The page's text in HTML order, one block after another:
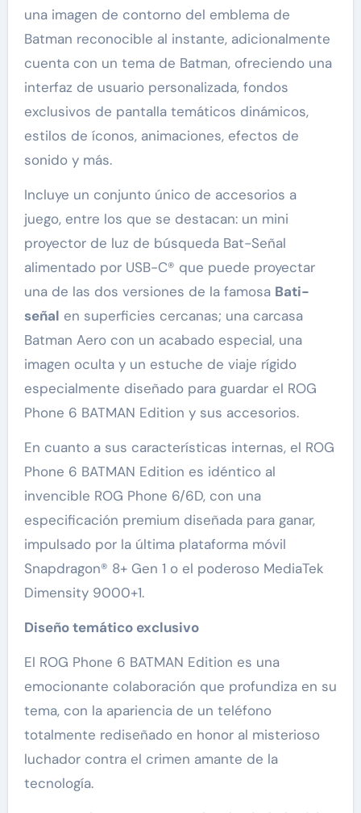
una imagen de contorno del emblema de
Batman reconocible al instante, adicionalmente
cuenta con un tema de Batman, ofreciendo una
interfaz de usuario personalizada, fondos
exclusivos de pantalla temáticos dinámicos,
estilos de íconos, animaciones, efectos de
sonido y más.
Incluye un conjunto único de accesorios a
juego, entre los que se destacan: un mini
proyector de luz de búsqueda Bat-Señal
alimentado por USB-C® que puede proyectar
una de las dos versiones de la famosa Bati-
señal en superficies cercanas; una carcasa
Batman Aero con un acabado especial, una
imagen oculta y un estuche de viaje rígido
especialmente diseñado para guardar el ROG
Phone 6 BATMAN Edition y sus accesorios.
En cuanto a sus características internas, el ROG
Phone 6 BATMAN Edition es idéntico al
invencible ROG Phone 6/6D, con una
especificación premium diseñada para ganar,
impulsado por la última plataforma móvil
Snapdragon® 8+ Gen 1 o el poderoso MediaTek
Dimensity 9000+1.
Diseño temático exclusivo
El ROG Phone 6 BATMAN Edition es una
emocionante colaboración que profundiza en su
tema, con la apariencia de un teléfono
totalmente rediseñado en honor al misterioso
luchador contra el crimen amante de la
tecnología.